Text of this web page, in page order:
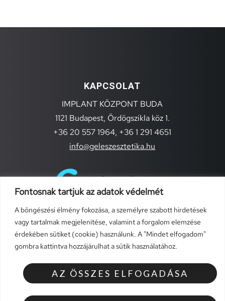
Fontosnak tartjuk az adatok védelmét
A böngészési élmény fokozása, a személyre szabott hirdetések
vagy tartalmak megjelenítése, valamint a forgalom elemzése
érdekében sütiket (cookie) használunk. A "Mindet elfogadom"
gombra kattintva hozzájárulhat a sütik használatához.
AZ ÖSSZES ELFOGADÁSA
KAPCSOLAT
IMPLANT KÖZPONT BUDA
1121 Budapest, Ördögszikla köz 1.
+36 20 557 1964, +36 1 291 4651
info@geleszesztetika.hu
Általános szerződési feltételek (szolgáltatások)
Általános szerződési feltételek